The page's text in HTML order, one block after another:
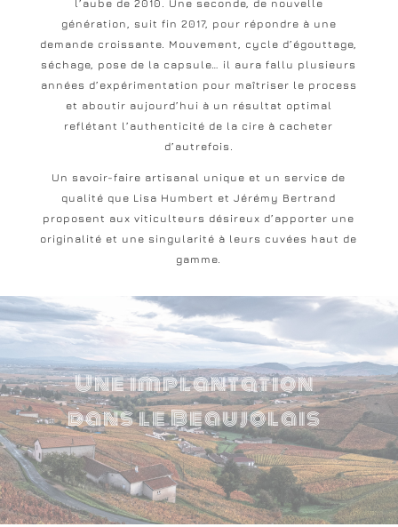
l’aube de 2010. Une seconde, de nouvelle
génération, suit fin 2017, pour répondre à une
demande croissante. Mouvement, cycle d’égouttage,
séchage, pose de la capsule… il aura fallu plusieurs
années d’expérimentation pour maîtriser le process
et aboutir aujourd’hui à un résultat optimal
reflétant l’authenticité de la cire à cacheter
d’autrefois.
Un savoir-faire artisanal unique et un service de
qualité que Lisa Humbert et Jérémy Bertrand
proposent aux viticulteurs désireux d’apporter une
originalité et une singularité à leurs cuvées haut de
gamme.
Une implantation
dans le Beaujolais